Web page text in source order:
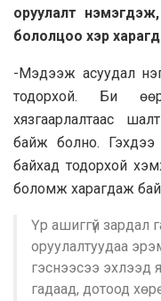
оруулалт
бололцоо хэр
-Мэдээж асуудал
тодорхой. Би
хязгаарлалтаас
байж болно. Гэхдээ
байхад тодорхой
боломж харагдаж
Үр ашиггүй зардал
оруулалтуудаа
гэснээсээ эхлээд
гадаад, дотоод